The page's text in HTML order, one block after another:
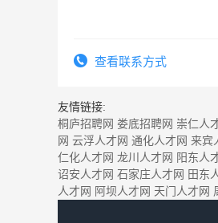
查看联系方式
友情链接:
桐庐招聘网 娄底招聘网 崇仁人
网 云浮人才网 通化人才网 来宾
仁化人才网 龙川人才网 阳东人
诏安人才网 石家庄人才网 田东
人才网 阿坝人才网 天门人才网